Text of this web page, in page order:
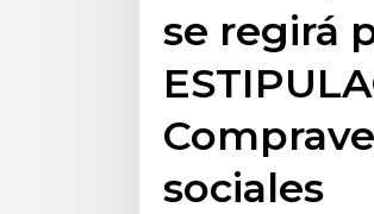
se regirá
sociales